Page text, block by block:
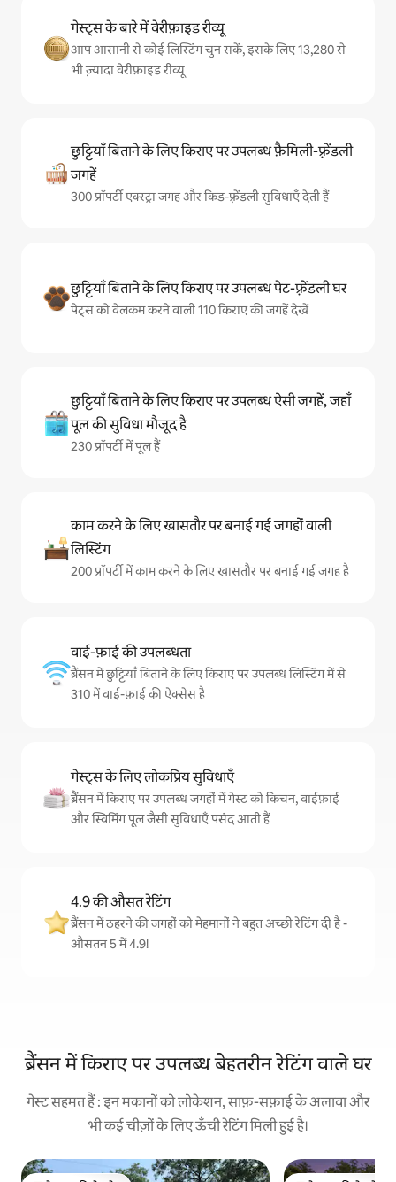
गेस्ट्स के बारे में वेरीफ़ाइड रीव्यू
आप आसानी से कोई लिस्टिंग चुन सकें, इसके लिए 13,280 से
भी ज़्यादा वेरीफ़ाइड रीव्यू
छुट्टियाँ बिताने के लिए किराए पर उपलब्ध फ़ैमिली-फ़्रेंडली
जगहें
300 प्रॉपर्टी एक्स्ट्रा जगह और किड-फ़्रेंडली सुविधाएँ देती हैं
छुट्टियाँ बिताने के लिए किराए पर उपलब्ध पेट-फ़्रेंडली घर
पेट्स को वेलकम करने वाली 110 किराए की जगहें देखें
छुट्टियाँ बिताने के लिए किराए पर उपलब्ध ऐसी जगहें, जहाँ
पूल की सुविधा मौजूद है
230 प्रॉपर्टी में पूल हैं
काम करने के लिए खासतौर पर बनाई गई जगहों वाली
लिस्टिंग
200 प्रॉपर्टी में काम करने के लिए खासतौर पर बनाई गई जगह है
वाई-फ़ाई की उपलब्धता
ब्रैंसन में छुट्टियाँ बिताने के लिए किराए पर उपलब्ध लिस्टिंग में से
310 में वाई-फ़ाई की ऐक्सेस है
गेस्ट्स के लिए लोकप्रिय सुविधाएँ
ब्रैंसन में किराए पर उपलब्ध जगहों में गेस्ट को किचन, वाईफ़ाई
और स्विमिंग पूल जैसी सुविधाएँ पसंद आती हैं
4.9 की औसत रेटिंग
ब्रैंसन में ठहरने की जगहों को मेहमानों ने बहुत अच्छी रेटिंग दी है -
औसतन 5 में 4.9!
ब्रैंसन में किराए पर उपलब्ध बेहतरीन रेटिंग वाले घर
गेस्ट सहमत हैं : इन मकानों को लोकेशन, साफ़-सफ़ाई के अलावा और
भी कई चीज़ों के लिए ऊँची रेटिंग मिली हुई है।